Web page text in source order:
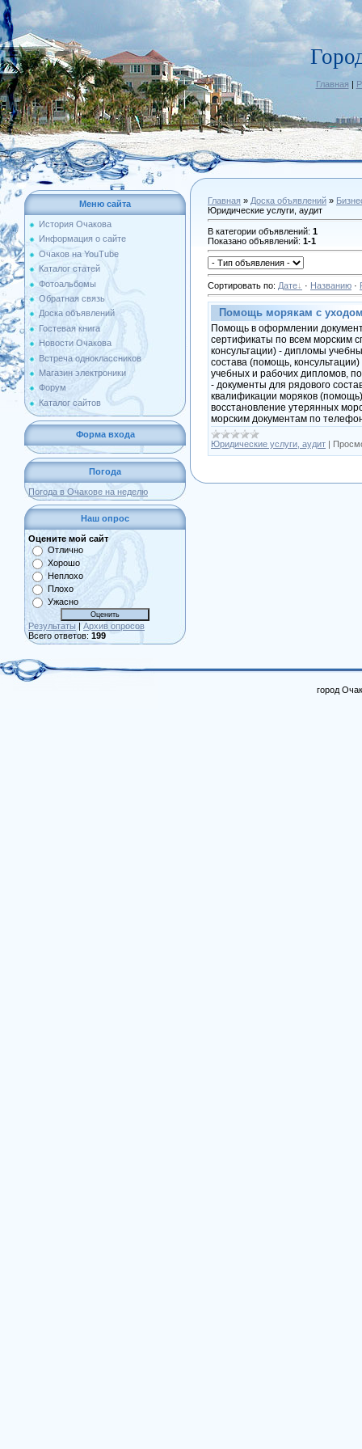
Главная |
Меню сайта
История Очакова
Информация о сайте
Очаков на YouTube
Каталог статей
Фотоальбомы
Обратная связь
Доска объявлений
Гостевая книга
Новости Очакова
Встреча одноклассников
Магазин электроники
Форум
Каталог сайтов
Форма входа
Погода
Погода в Очакове на неделю
Наш опрос
Оцените мой сайт
Отлично
Хорошо
Неплохо
Плохо
Ужасно
Результаты | Архив опросов
Всего ответов: 199
Главная » Доска объявлений »
Юридические услуги, аудит
В категории объявлений: 1
Показано объявлений: 1-1
Сортировать по: Дате · Названию ·
Помощь морякам с
Помощь в оформлении
сертификаты по всем морским
консультации) - дипломы
состава (помощь,
учебных и рабочих дипломов,
- документы для рядового
квалификации моряков
восстановление утерянных
морским документам по
Юридические услуги, аудит |
город